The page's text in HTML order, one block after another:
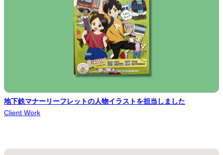
地下鉄マナーリーフレットの人物イラストを担当しました
Client Work